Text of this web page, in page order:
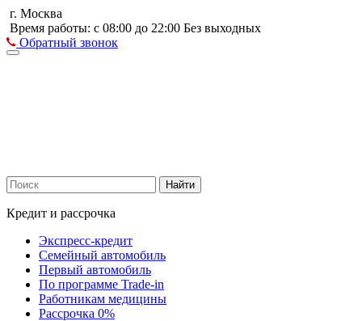
г. Москва
Время работы: с 08:00 до 22:00 Без выходных
Обратный звонок
Найти
Кредит и рассрочка
Экспресс-кредит
Семейный автомобиль
Первый автомобиль
По программе Trade-in
Работникам медицины
Рассрочка 0%